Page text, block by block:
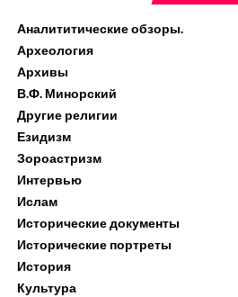
Аналититические обзоры.
Археология
Архивы
В.Ф. Минорский
Другие религии
Езидизм
Зороастризм
Интервью
Ислам
Исторические документы
Исторические портреты
История
Культура